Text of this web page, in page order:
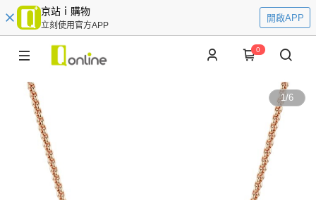
京站ｉ購物
立刻使用官方APP
開啟APP
0
1/6